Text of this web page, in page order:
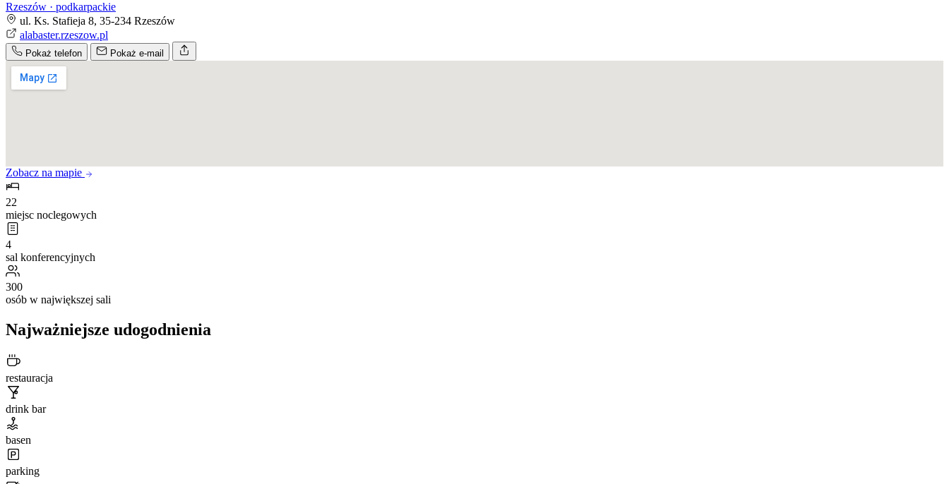
Rzeszów · podkarpackie
ul. Ks. Stafieja 8, 35-234 Rzeszów
alabaster.rzeszow.pl
Pokaż telefon Pokaż e-mail
Zobacz na mapie
22
miejsc noclegowych
4
sal konferencyjnych
300
osób w największej sali
Najważniejsze udogodnienia
restauracja
drink bar
basen
parking